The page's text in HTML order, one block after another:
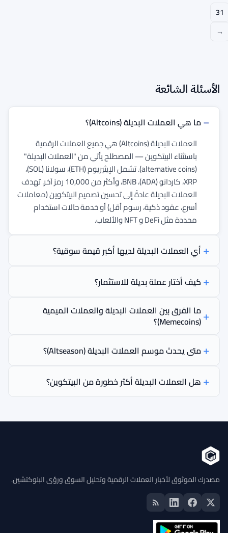
31
→
الأسئلة الشائعة
ما هي العملات البديلة (Altcoins)؟
العملات البديلة (Altcoins) هي جميع العملات الرقمية
باستثناء البيتكوين — المصطلح يأتي من "العملات البديلة"
(alternative coins). تشمل الإيثيريوم (ETH)، سولانا (SOL)،
XRP، كاردانو (ADA)، BNB، وأكثر من 10,000 رمز آخر. تهدف
العملات البديلة عادةً إلى تحسين تصميم البيتكوين (معاملات
أسرع، عقود ذكية، رسوم أقل) أو خدمة حالات استخدام
محددة مثل DeFi و NFT والألعاب.
أي العملات البديلة لديها أكبر قيمة سوقية؟
كيف أختار عملة بديلة للاستثمار؟
ما الفرق بين العملات البديلة والعملات الميمية
(Memecoins)؟
متى يحدث موسم العملات البديلة (Altseason)؟
هل العملات البديلة أكثر خطورة من البيتكوين؟
مصدرك الموثوق لأخبار العملات الرقمية وتحليل السوق ورؤى البلوكتشين.